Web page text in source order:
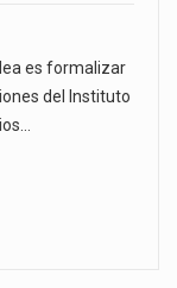
es formalizar
del Instituto